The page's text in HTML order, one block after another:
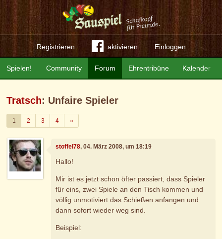
Registrieren aktivieren Einloggen
Community Forum Ehrentribüne Kalender
Spielen!
Tratsch: Unfaire Spieler
1 2 3 4 »Weiter
stoffel78, 04. März 2008, um 18:19
Hallo!
Mir ist es jetzt schon öfter passiert, dass Spieler
für eins, zwei Spiele an den Tisch kommen und
völlig unmotiviert das Schießen anfangen und
dann sofort wieder weg sind.
Beispiel: